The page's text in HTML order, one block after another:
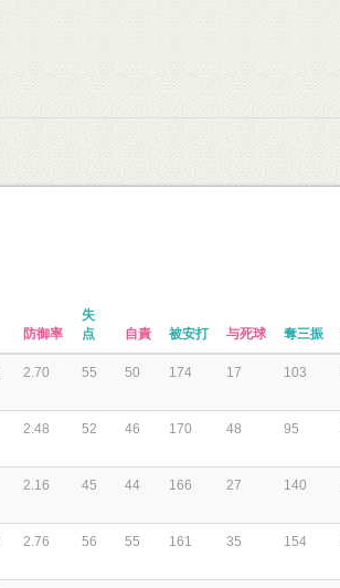
防御率
失
点
自責 被安打 与死球 奪三振
2.70 55 50 174 17 103
2.48 52 46 170 48 95
2.16 45 44 166 27 140
2.76 56 55 161 35 154